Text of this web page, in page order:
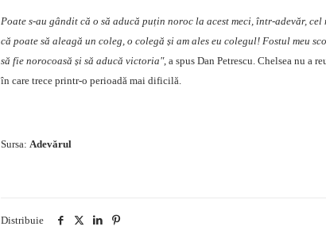
Poate s-au gândit că o să aducă puțin noroc la acest meci, într-adevăr,
că poate să aleagă un coleg, o colegă și am ales eu colegul! Fostul meu
să fie norocoasă și să aducă victoria", a spus Dan Petrescu. Chelsea nu a
în care trece printr-o perioadă mai dificilă.
Sursa: Adevărul
Distribuie